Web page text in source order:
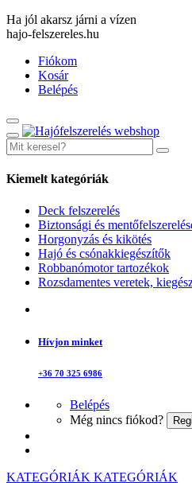
Ha jól akarsz járni a vízen
hajo-felszereles.hu
Fiókom
Kosár
Belépés
Kiemelt kategóriák
Deck felszerelés
Biztonsági és
Horgonyzás és kikötés
Hajó és csónakkiegészítők
Robbanómotor tartozékok
Rozsdamentes veretek,
Hívjon minket
+36 70 325 6986
Belépés
Még nincs fiókod?
KATEGÓRIÁK KATEGÓRIÁK